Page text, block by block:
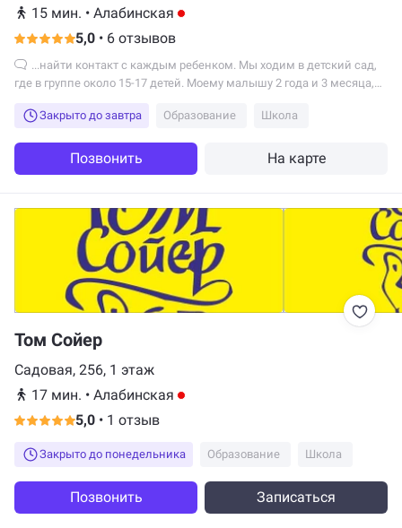
направо
15 мин. • Алабинская
5,0 • 6 отзывов
где в группе около 15-17 детей. Моему малышу 2 года и 3 месяца,
Закрыто до завтра
Образование Школа
Позвонить На карте
Том Сойер
Садовая, 256, 1 этаж
17 мин. • Алабинская
5,0 • 1 отзыв
Закрыто до понедельника Образование Школа
Позвонить Записаться